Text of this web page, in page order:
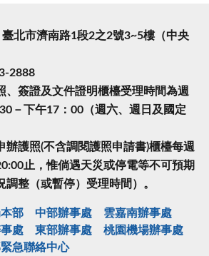
北市濟南路1段2之2號3~5樓（中央
2888
、簽證及文件證明櫃檯受理時間為週
－下午17：00（週六、週日及國定
辦護照(不含調閱護照申請書)櫃檯每週
止，惟倘遇天災或停電等不可預期
調整（或暫停）受理時間）。
部 中部辦事處
雲嘉南辦事處
處
東部辦事處
桃園機場辦事處
急聯絡中⼼